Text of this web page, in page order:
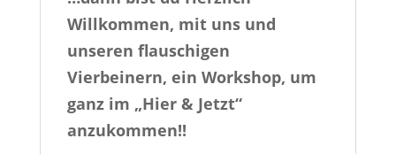
Willkommen, mit uns und
unseren flauschigen
Vierbeinern, ein Workshop, um
ganz im „Hier & Jetzt“
anzukommen!!